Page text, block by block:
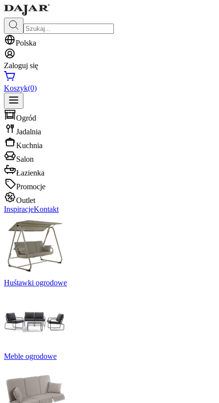
Polska
Zaloguj się
Koszyk(0)
Ogród
Jadalnia
Kuchnia
Salon
Łazienka
Promocje
Outlet
InspiracjeKontakt
Huśtawki ogrodowe
Meble ogrodowe